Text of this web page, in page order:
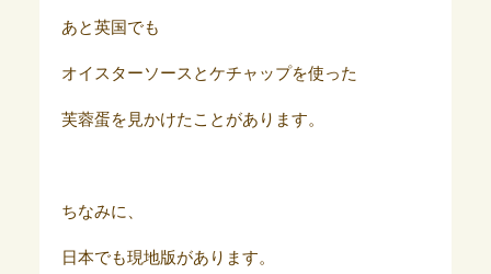
あと英国でも
オイスターソースとケチャップを使った
芙蓉蛋を見かけたことがあります。
ちなみに、
日本でも現地版があります。